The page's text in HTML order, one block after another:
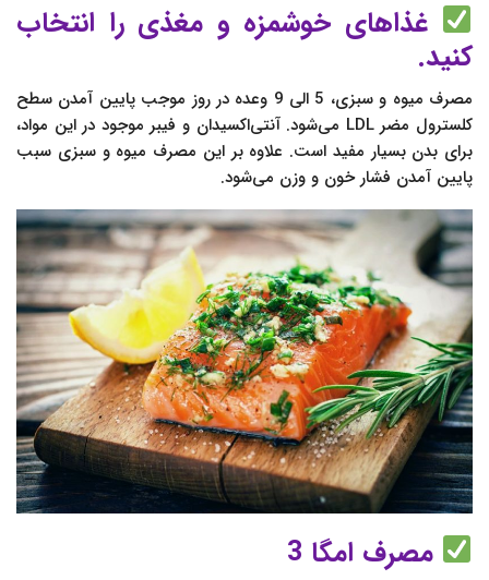
غذاهای خوشمزه و مغذی را انتخاب
کنید.
مصرف میوه و سبزی، 5 الی 9 وعده در روز موجب پایین آمدن سطح
کلسترول مضر LDL می‌شود. آنتی‌اکسیدان و فیبر موجود در این مواد،
برای بدن بسیار مفید است. علاوه بر این مصرف میوه و سبزی سبب
پایین آمدن فشار خون و وزن می‌شود.
مصرف امگا 3